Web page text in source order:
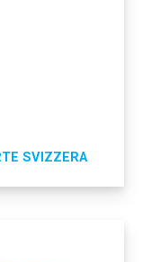
SVIZZERA